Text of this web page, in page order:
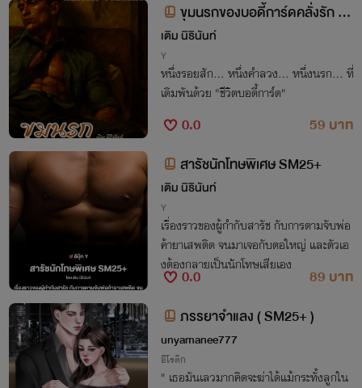
ขุมนรกของบอดี้การ์ดคลั่งรัก S
M18+
เติม นิธินันท์
Y
หนึ่งรอยสัก... หนึ่งคำลวง... หนึ่งนรก... ที่
เดิมพันด้วย "ชีวิตบอดี้การ์ด"
0.0
59 บาท
สารัชนักโทษพิเศษ SM25+
เติม นิธินันท์
Y
เรื่องราวของผู้กำกับสารัช กับการตามจับพ่อ
ค้ายาเสพติด จนมาเจอกับตอใหญ่ และตัวเอ
งต้องกลายเป็นนักโทษเสียเอง
0.0
89 บาท
ภรรยาจำแลง ( SM25+ )
unyamanee777
อีโรติก
" เธอมันเลวมากคิดจะฆ่าได้แม้กระทั้งลูกใน